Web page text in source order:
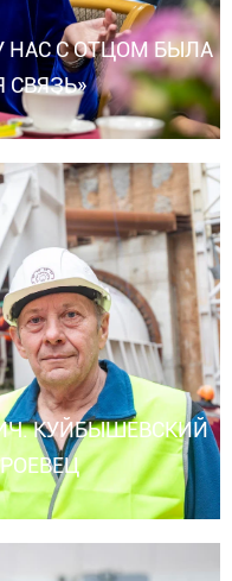
НАС С ОТЦОМ БЫЛА
СВЯЗЬ»
КУЙБЫШЕВСКИЙ